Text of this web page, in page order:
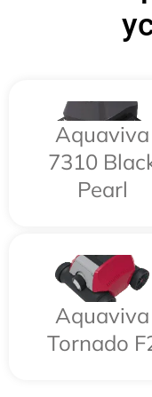
Aquaviva
7310
Pearl
Aquaviva
Tornado